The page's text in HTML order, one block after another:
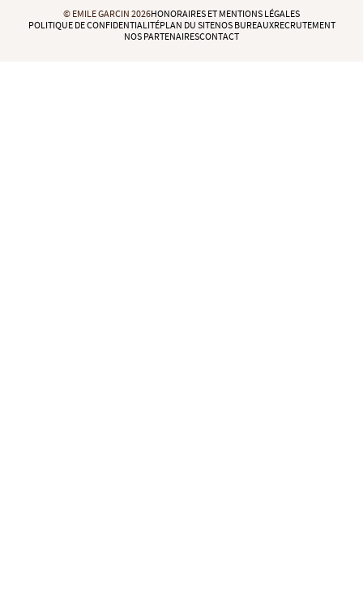
© EMILE GARCIN 2026HONORAIRES ET MENTIONS LÉGALES
POLITIQUE DE CONFIDENTIALITÉPLAN DU SITENOS BUREAUXRECRUTEMENT
NOS PARTENAIRESCONTACT